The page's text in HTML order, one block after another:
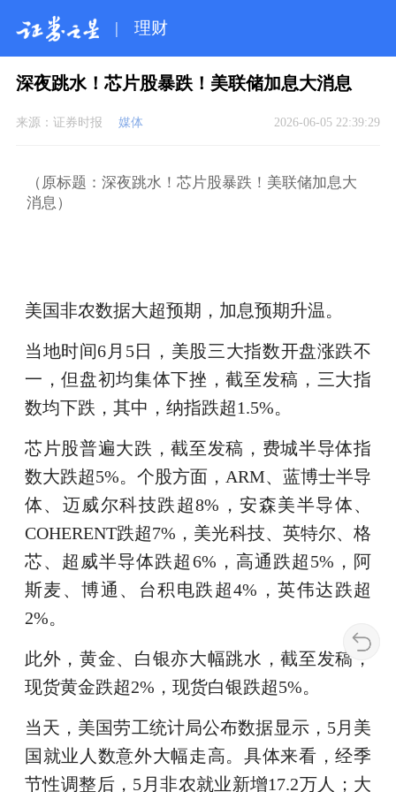
| 理财
深夜跳水！芯片股暴跌！美联储加息大消息
来源： 证券时报 媒体 2026-06-05 22:39:29
（原标题：深夜跳水！芯片股暴跌！美联储加息大
消息）
美国非农数据大超预期，加息预期升温。
当地时间6月5日，美股三大指数开盘涨跌不
一，但盘初均集体下挫，截至发稿，三大指
数均下跌，其中，纳指跌超1.5%。
芯片股普遍大跌，截至发稿，费城半导体指
数大跌超5%。个股方面，ARM、蓝博士半导
体、迈威尔科技跌超8%，安森美半导体、
COHERENT跌超7%，美光科技、英特尔、格
芯、超威半导体跌超6%，高通跌超5%，阿
斯麦、博通、台积电跌超4%，英伟达跌超
2%。
此外，黄金、白银亦大幅跳水，截至发稿，
现货黄金跌超2%，现货白银跌超5%。
当天，美国劳工统计局公布数据显示，5月美
国就业人数意外大幅走高。具体来看，经季
节性调整后，5月非农就业新增17.2万人；大